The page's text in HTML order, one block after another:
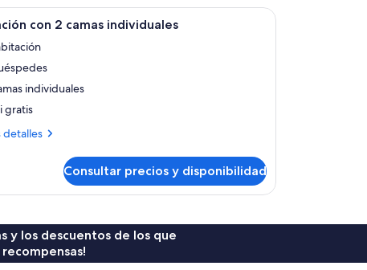
silla, una cama con cubrecama estampado, una ventana con cortinas,
Una habitación con dos camas individuales, un
con 2 camas individuales
individuales
gratis
detalles
Consultar precios y disponibilidad
y los descuentos de los que